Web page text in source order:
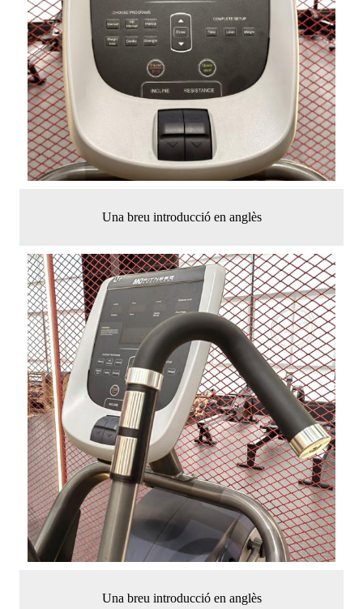
Una breu introducció en anglès
Una breu introducció en anglès